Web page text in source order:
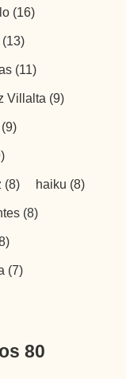
(16)
(13)
(11)
Villalta (9)
(9)
(8) haiku (8)
(8)
(7)
80